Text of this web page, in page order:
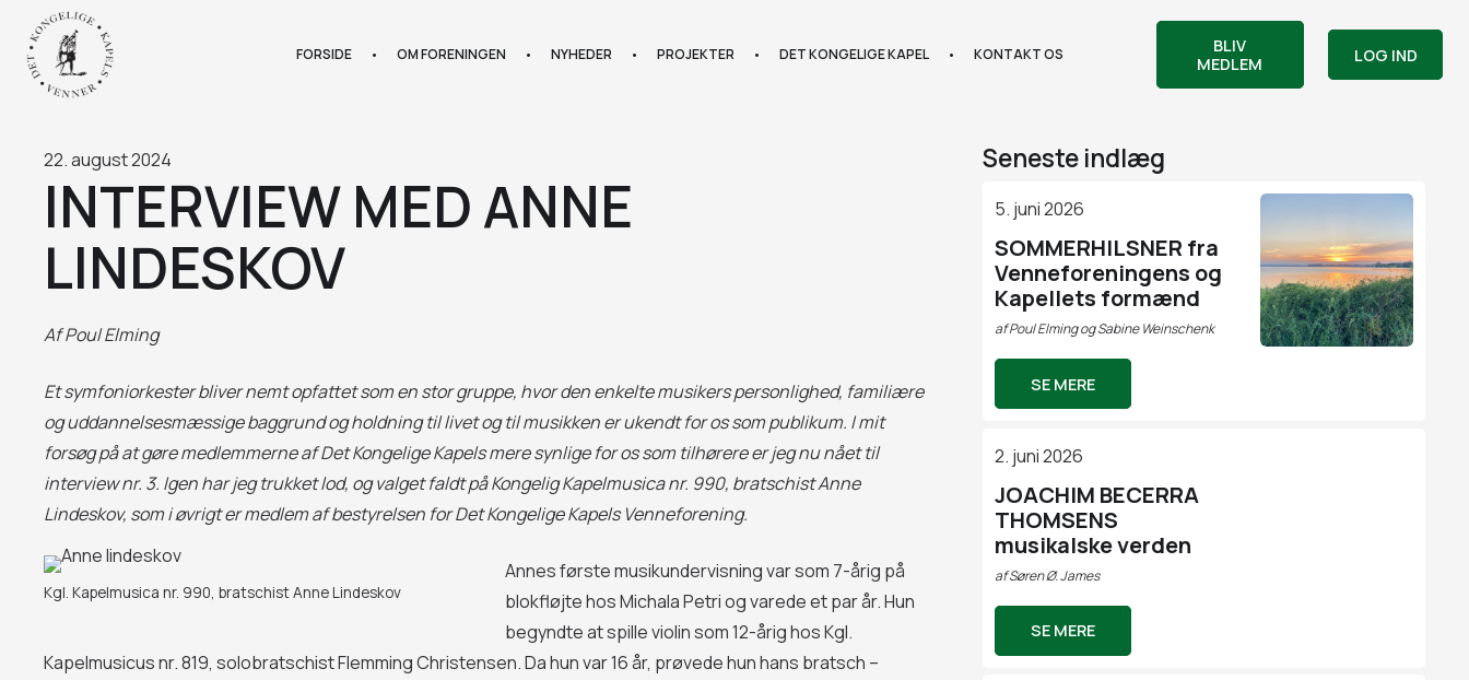
FORSIDE • OM FORENINGEN • NYHEDER • PROJEKTER • DET KONGELIGE KAPEL • KONTAKT OS
BLIV
MEDLEM
LOG IND
22. august 2024
INTERVIEW MED ANNE
LINDESKOV
AfPoul Elming
Et symfoniorkester bliver nemt opfattet som en stor gruppe, hvor den enkelte musikers personlighed, familiære
og uddannelsesmæssige baggrund og holdning til livet og til musikken er ukendt for os som publikum. I mit
forsøg på at gøre medlemmerne af Det Kongelige Kapels mere synlige for os som tilhørere er jeg nu nået til
interview nr. 3. Igen har jeg trukket lod, og valget faldt på Kongelig Kapelmusica nr. 990, bratschist Anne
Lindeskov, som i øvrigt er medlem af bestyrelsen for Det Kongelige Kapels Venneforening.
Kgl. Kapelmusica nr. 990, bratschist Anne Lindeskov
Annes første musikundervisning var som 7-årig på
blokfløjte hos Michala Petri og varede et par år. Hun
begyndte at spille violin som 12-årig hos Kgl.
Kapelmusicus nr. 819, solobratschist Flemming Christensen. Da hun var 16 år, prøvede hun hans bratsch –
Seneste indlæg
5. juni 2026
SOMMERHILSNER fra
Venneforeningens og
Kapellets formænd
afPoul Elming og Sabine Weinschenk
SE MERE
2. juni 2026
JOACHIM BECERRA
THOMSENS
musikalske verden
afSøren Ø. James
SE MERE